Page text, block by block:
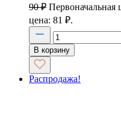
90₽ Первоначальная
цена: 81 ₽.
В корзину
Распродажа!